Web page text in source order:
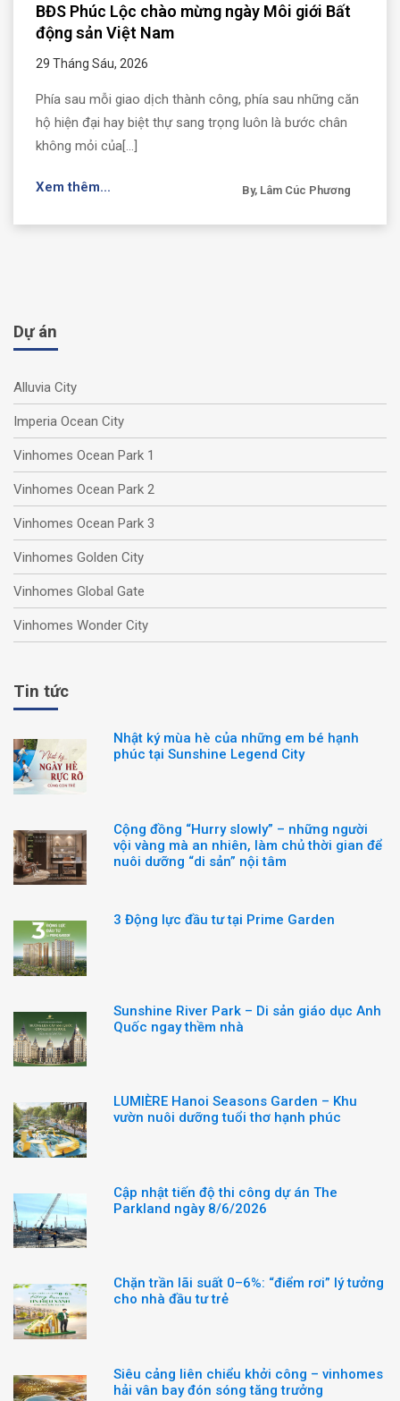
BĐS Phúc Lộc chào mừng ngày Môi giới Bất
động sản Việt Nam
29 Tháng Sáu, 2026
Phía sau mỗi giao dịch thành công, phía sau những căn
hộ hiện đại hay biệt thự sang trọng luôn là bước chân
không mỏi của[...]
Xem thêm... By, Lâm Cúc Phương
Dự án
Alluvia City
Imperia Ocean City
Vinhomes Ocean Park 1
Vinhomes Ocean Park 2
Vinhomes Ocean Park 3
Vinhomes Golden City
Vinhomes Global Gate
Vinhomes Wonder City
Tin tức
Nhật ký mùa hè của những em bé hạnh
phúc tại Sunshine Legend City
Cộng đồng “Hurry slowly” – những người
vội vàng mà an nhiên, làm chủ thời gian để
nuôi dưỡng “di sản” nội tâm
3 Động lực đầu tư tại Prime Garden
Sunshine River Park – Di sản giáo dục Anh
Quốc ngay thềm nhà
LUMIÈRE Hanoi Seasons Garden – Khu
vườn nuôi dưỡng tuổi thơ hạnh phúc
Cập nhật tiến độ thi công dự án The
Parkland ngày 8/6/2026
Chặn trần lãi suất 0–6%: “điểm rơi” lý tưởng
cho nhà đầu tư trẻ
Siêu cảng liên chiểu khởi công – vinhomes
hải vân bay đón sóng tăng trưởng